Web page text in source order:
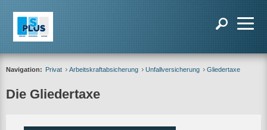
Navigation: Privat Arbeitskraftabsicherung Unfallversicherung Gliedertaxe
Die Gliedertaxe